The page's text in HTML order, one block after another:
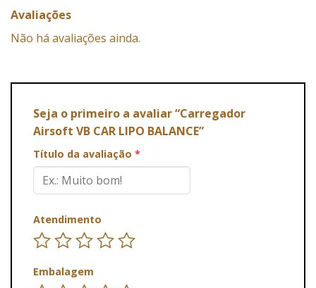
Avaliações
Não há avaliações ainda.
Seja o primeiro a avaliar “Carregador
Airsoft VB CAR LIPO BALANCE”
Título da avaliação *
Atendimento
Embalagem